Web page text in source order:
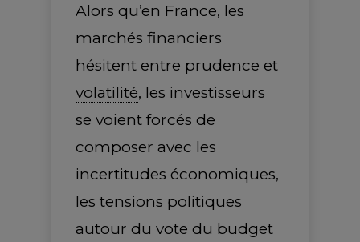
Alors qu’en France, les
marchés financiers
hésitent entre prudence et
volatilité, les investisseurs
se voient forcés de
composer avec les
incertitudes économiques,
les tensions politiques
autour du vote du budget